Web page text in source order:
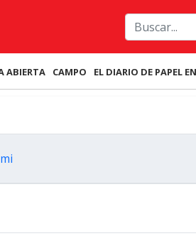
ABIERTA CAMPO EL DIARIO DE PAPEL